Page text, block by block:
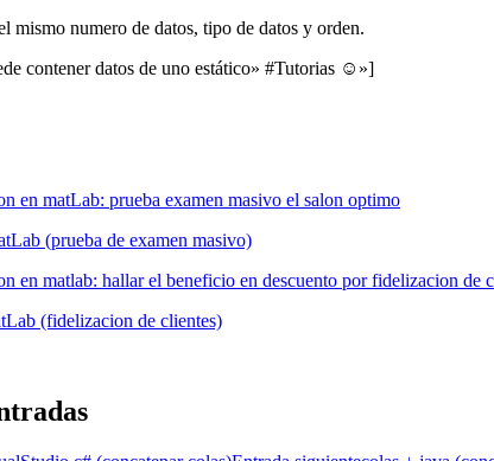
mismo numero de datos, tipo de datos y orden.
contener datos de uno estático» #Tutorias ☺»]
(prueba de examen masivo)
(fidelizacion de clientes)